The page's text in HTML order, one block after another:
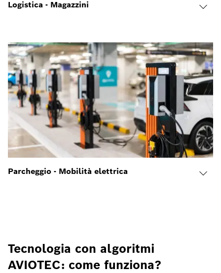
Logistica - Magazzini
Parcheggio - Mobilità elettrica
Tecnologia con algoritmi
AVIOTEC: come funziona?